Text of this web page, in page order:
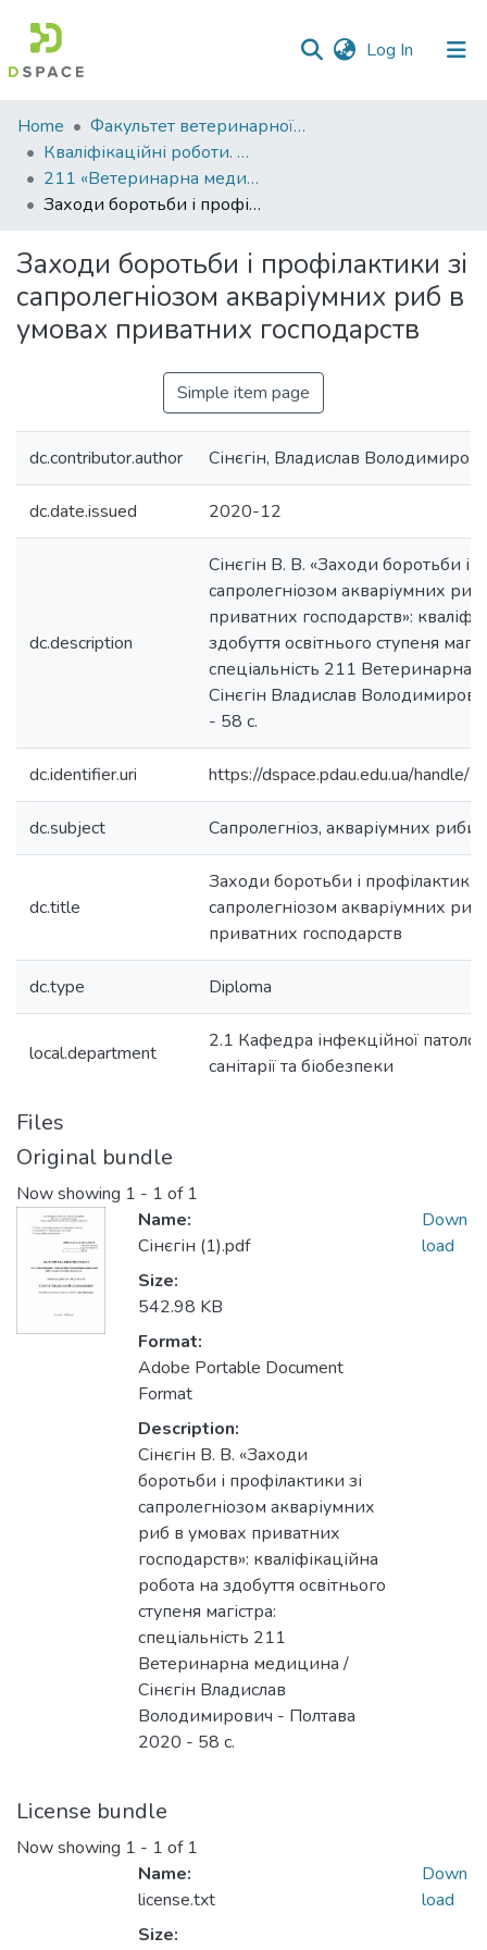
Log In (current)
Communities
&
Collections
All of DSpace
Statistics
Home
Факультет ветеринарної медицини
Кваліфікаційні роботи. Факультет ветеринарної медицини
211 «Ветеринарна медицина»
Заходи боротьби і профілактики зі сапролегніозом акваріумних риб в умовах приватних господарств
Заходи боротьби і профілактики зі
сапролегніозом акваріумних риб в
умовах приватних господарств
Simple item page
dc.contributor.author Сінєгін, Владислав
dc.date.issued 2020-12
dc.description
Сінєгін В. В. «Заходи боротьби і
сапролегніозом акваріумних
приватних господарств»:
здобуття освітнього ступеня
спеціальність 211 Ветеринарна
Сінєгін Владислав
- 58 с.
dc.identifier.uri https://dspace.pdau.edu.ua/
dc.subject Cапролегніоз, акваріумних риби
dc.title
Заходи боротьби і профілактики
сапролегніозом акваріумних
приватних господарств
dc.type Diploma
local.department
2.1 Кафедра інфекційної
санітарії та біобезпеки
Files
Original bundle
Now showing 1 - 1 of 1
Name:
Сінєгін (1).pdf
Size:
542.98 KB
Format:
Adobe Portable Document
Format
Description:
Сінєгін В. В. «Заходи
боротьби і профілактики зі
сапролегніозом акваріумних
риб в умовах приватних
господарств»: кваліфікаційна
робота на здобуття освітнього
ступеня магістра:
спеціальність 211
Ветеринарна медицина /
Сінєгін Владислав
Володимирович - Полтава
2020 - 58 с.
Down
load
License bundle
Now showing 1 - 1 of 1
Name:
license.txt
Size:
Down
load